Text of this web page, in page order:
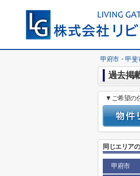
甲府市・甲斐
過去掲
▼ご希望の
同じエリア
甲府市